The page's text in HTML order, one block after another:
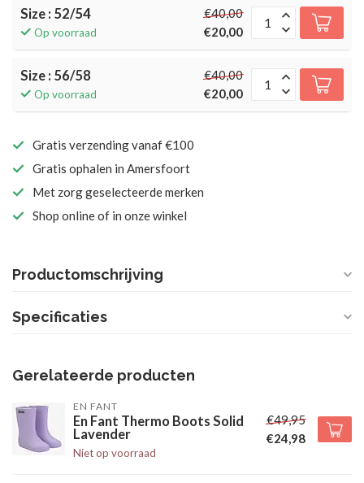
Size : 52/54
Op voorraad
€40,00
€20,00
Size : 56/58
Op voorraad
€40,00
€20,00
Gratis verzending vanaf €100
Gratis ophalen in Amersfoort
Met zorg geselecteerde merken
Shop online of in onze winkel
Productomschrijving
Specificaties
Gerelateerde producten
EN FANT
En Fant Thermo Boots Solid
Lavender
Niet op voorraad
€49,95
€24,98